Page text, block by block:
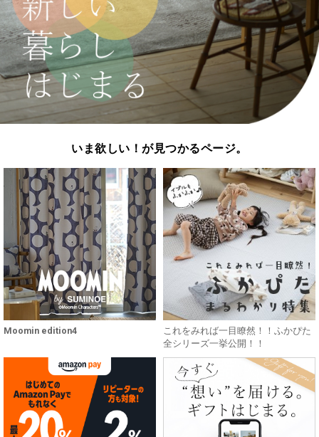
いま欲しい！が見つかるページ。
Moomin edition4
これをみれば一目瞭然！！ふかぴた
全シリーズ一挙公開！！